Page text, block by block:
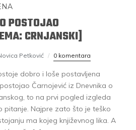
POSTOJAO
CRNJANSKI]
Petković 0 komentara
dobro i loše postavljena
Čarnojević iz Dnevnika o
to na prvi pogled izgleda
pitanje. Najpre zato što je teško
ma kojeg književnog lika. A